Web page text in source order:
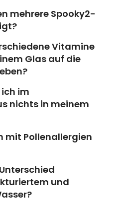
mehrere Spooky2-
Vitamine
Glas auf die
im
nichts in meinem
mit Pollenallergien
und